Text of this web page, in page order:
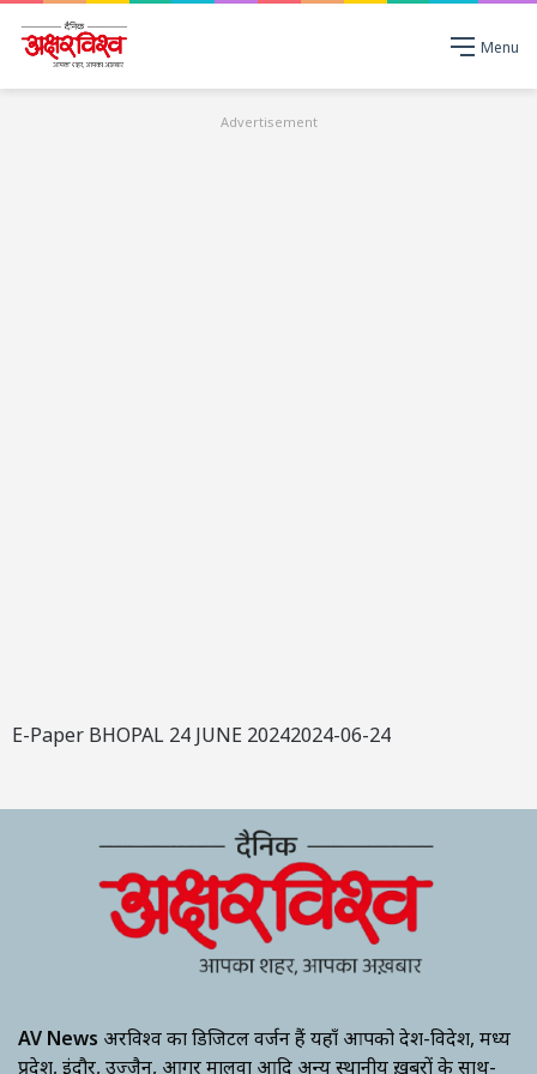
Menu
Advertisement
E-Paper BHOPAL 24 JUNE 20242024-06-24
AV News अक्षरविश्व का डिजिटल वर्जन हैं यहाँ आपको देश-विदेश, मध्य
प्रदेश, इंदौर, उज्जैन, आगर मालवा आदि अन्य स्थानीय ख़बरों के साथ-